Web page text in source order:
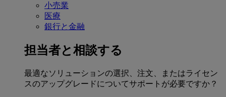
小売業
医療
銀行と金融
担当者と相談する
最適なソリューションの選択、注文、またはライセン
スのアップグレードについてサポートが必要ですか？